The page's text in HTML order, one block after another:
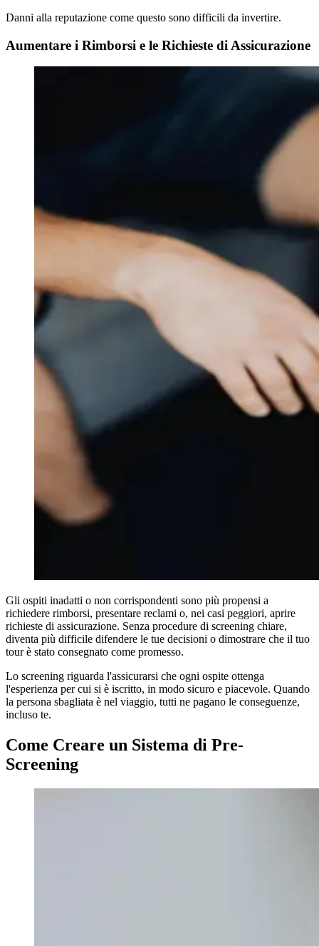
Danni alla reputazione come questo sono difficili da invertire.
Aumentare i Rimborsi e le Richieste di Assicurazione
Gli ospiti inadatti o non corrispondenti sono più propensi a
richiedere rimborsi, presentare reclami o, nei casi peggiori, aprire
richieste di assicurazione. Senza procedure di screening chiare,
diventa più difficile difendere le tue decisioni o dimostrare che il tuo
tour è stato consegnato come promesso.
Lo screening riguarda l'assicurarsi che ogni ospite ottenga
l'esperienza per cui si è iscritto, in modo sicuro e piacevole. Quando
la persona sbagliata è nel viaggio, tutti ne pagano le conseguenze,
incluso te.
Come Creare un Sistema di Pre-
Screening